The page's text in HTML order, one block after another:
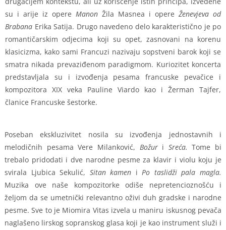
su i arije iz opere Manon Žila Masnea i opere Ženevjeva od
Brabana Erika Satija. Drugo navedeno delo karakteristično je po
romantičarskim odjecima koji su opet, zasnovani na korenu
klasicizma, kako sami Francuzi nazivaju sopstveni barok koji se
smatra nikada prevaziđenom paradigmom. Kuriozitet koncerta
predstavljala su i izvođenja pesama francuske pevačice i
kompozitora XIX veka Pauline Viardo kao i Žerman Tajfer,
članice Francuske šestorke.
Poseban ekskluzivitet nosila su izvođenja jednostavnih i
melodičnih pesama Vere Milanković, Božuri Sreća. Tome bi
trebalo pridodati i dve narodne pesme za klavir i violu koju je
svirala Ljubica Sekulić, Sitan kamen iPo taslidži pala magla.
Muzika ove naše kompozitorke odiše nepretencioznošću i
željom da se umetnički relevantno oživi duh gradske i narodne
pesme. Sve to je Miomira Vitas izvela u maniru iskusnog pevača
naglašeno lirskog sopranskog glasa koji je kao instrument služi i